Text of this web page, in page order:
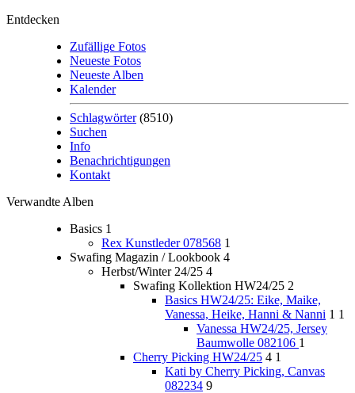
Entdecken
Zufällige Fotos
Neueste Fotos
Neueste Alben
Kalender
Schlagwörter(8510)
Suchen
Info
Benachrichtigungen
Kontakt
Verwandte Alben
Basics 1
Rex Kunstleder 078568 1
Swafing Magazin / Lookbook 4
Herbst/Winter 24/25 4
Swafing Kollektion HW24/25 2
Basics HW24/25: Eike, Maike,
Vanessa, Heike, Hanni & Nanni 1 1
Vanessa HW24/25, Jersey
Baumwolle 082106 1
Cherry Picking HW24/25 4 1
Kati by Cherry Picking, Canvas
082234 9